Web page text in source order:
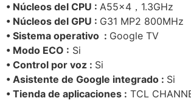
• Núcleos del CPU : A55x4，1.3GHz
• Núcleos del GPU : G31 MP2 800MHz
• Sistema operativo : Google TV
• Modo ECO : Si
• Control por voz : Si
• Asistente de Google integrado : Si
• Tienda de aplicaciones : TCL